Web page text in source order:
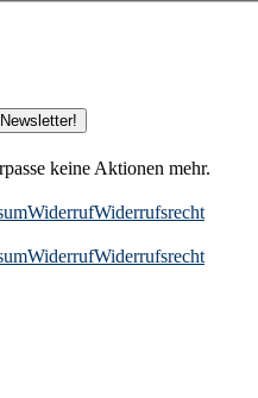
keine Aktionen mehr.
WiderrufWiderrufsrecht
WiderrufWiderrufsrecht